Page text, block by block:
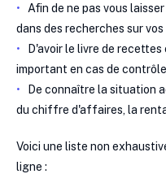
Afin de ne pas vous
dans des recherches sur
D'avoir le livre de
important en cas de contrôle
De connaître la situation
du chiffre d'affaires, la
Voici une liste non
ligne :